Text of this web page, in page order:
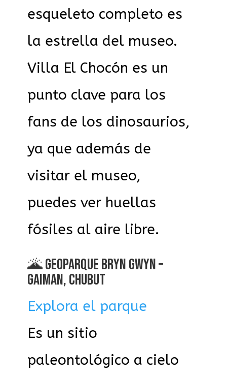
esqueleto completo es
la estrella del museo.
Villa El Chocón es un
punto clave para los
fans de los dinosaurios,
ya que además de
visitar el museo,
puedes ver huellas
fósiles al aire libre.
🌋 GEOPARQUE BRYN GWYN –
GAIMAN, CHUBUT
Explora el parque
Es un sitio
paleontológico a cielo